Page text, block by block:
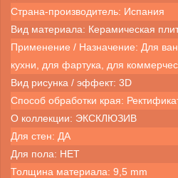
Страна-производитель: Испания
Вид материала: Керамическая
Применение / Назначение: Для
кухни, для фартука, для
Вид рисунка / эффект: 3D
Способ обработки края:
О коллекции: ЭКСКЛЮЗИВ
Для стен: ДА
Для пола: НЕТ
Толщина материала: 9,5 mm